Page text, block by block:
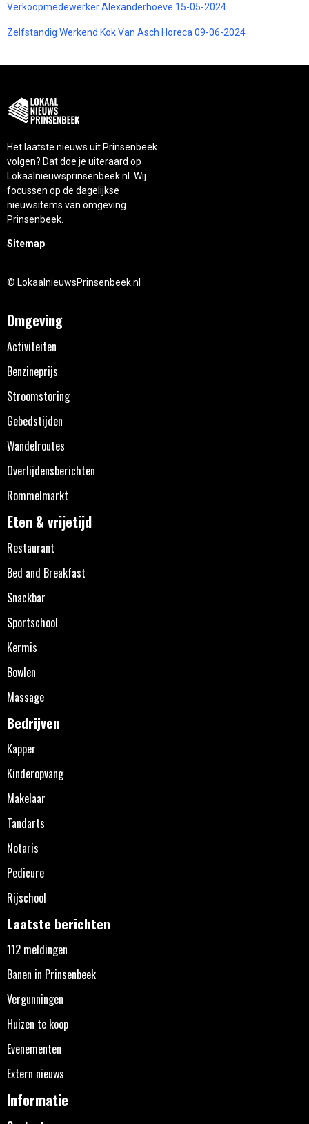
Verkoopmedewerker Alexanderhoeve 15-05-2024
Zelfstandig Werkend Kok Van Asch Horeca 09-06-2024
Het laatste nieuws uit Prinsenbeek
volgen? Dat doe je uiteraard op
Lokaalnieuwsprinsenbeek.nl. Wij
focussen op de dagelijkse
nieuwsitems van omgeving
Prinsenbeek.
Sitemap
© LokaalnieuwsPrinsenbeek.nl
Omgeving
Activiteiten
Benzineprijs
Stroomstoring
Gebedstijden
Wandelroutes
Overlijdensberichten
Rommelmarkt
Eten & vrijetijd
Restaurant
Bed and Breakfast
Snackbar
Sportschool
Kermis
Bowlen
Massage
Bedrijven
Kapper
Kinderopvang
Makelaar
Tandarts
Notaris
Pedicure
Rijschool
Laatste berichten
112 meldingen
Banen in Prinsenbeek
Vergunningen
Huizen te koop
Evenementen
Extern nieuws
Informatie